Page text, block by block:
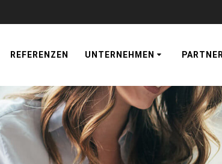
REFERENZEN UNTERNEHMEN PARTNER